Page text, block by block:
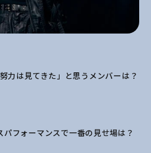
力は見てきた」と思うメンバーは？
パフォーマンスで一番の見せ場は？